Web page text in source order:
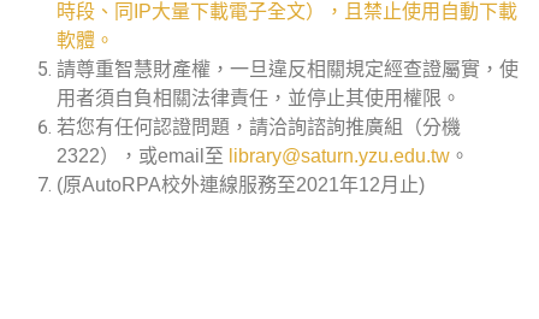
時段、同IP大量下載電子全文），且禁止使用自動下載
軟體。
請尊重智慧財產權，一旦違反相關規定經查證屬實，使
用者須自負相關法律責任，並停止其使用權限。
若您有任何認證問題，請洽詢諮詢推廣組（分機
2322），或email至 library@saturn.yzu.edu.tw 。
(原AutoRPA校外連線服務至2021年12月止)